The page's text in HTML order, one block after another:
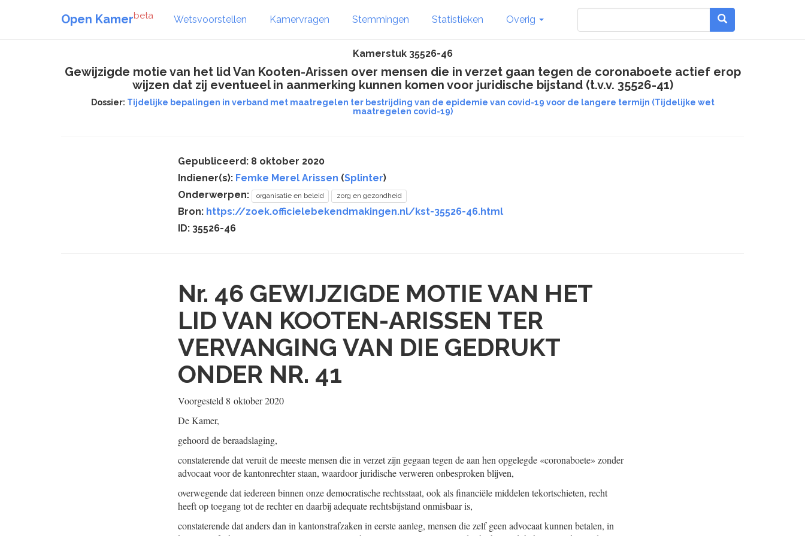
Open Kamerbeta Wetsvoorstellen Kamervragen Stemmingen Statistieken Overig
Kamerstuk 35526-46
Gewijzigde motie van het lid Van Kooten-Arissen over mensen die in verzet gaan tegen de coronaboete actief erop
wijzen dat zij eventueel in aanmerking kunnen komen voor juridische bijstand (t.v.v. 35526-41)
Dossier: Tijdelijke bepalingen in verband met maatregelen ter bestrijding van de epidemie van covid-19 voor de langere termijn (Tijdelijke wet
maatregelen covid-19)
Gepubliceerd: 8 oktober 2020
Indiener(s): Femke Merel Arissen (Splinter)
Onderwerpen:
organisatie en beleid zorg en gezondheid
Bron: https://zoek.officielebekendmakingen.nl/kst-35526-46.html
ID: 35526-46
Nr. 46 GEWIJZIGDE MOTIE VAN HET
LID VAN KOOTEN-ARISSEN TER
VERVANGING VAN DIE GEDRUKT
ONDER NR. 41
Voorgesteld 8 oktober 2020
De Kamer,
gehoord de beraadslaging,
constaterende dat veruit de meeste mensen die in verzet zijn gegaan tegen de aan hen opgelegde «coronaboete» zonder
advocaat voor de kantonrechter staan, waardoor juridische verweren onbesproken blijven,
overwegende dat iedereen binnen onze democratische rechtsstaat, ook als financiële middelen tekortschieten, recht
heeft op toegang tot de rechter en daarbij adequate rechtsbijstand onmisbaar is,
constaterende dat anders dan in kantonstrafzaken in eerste aanleg, mensen die zelf geen advocaat kunnen betalen, in